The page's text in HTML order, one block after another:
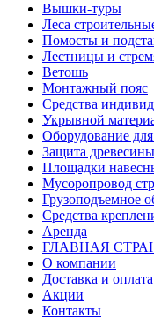
Вышки-туры
Леса
Помосты и
Лестницы и
Ветошь
Монтажный пояс
Средства
Укрывной
Оборудование
Защита древесины
Площадки
Мусоропровод
Грузоподъемное
Средства
Аренда
ГЛАВНАЯ
О компании
Доставка и оплата
Акции
Контакты